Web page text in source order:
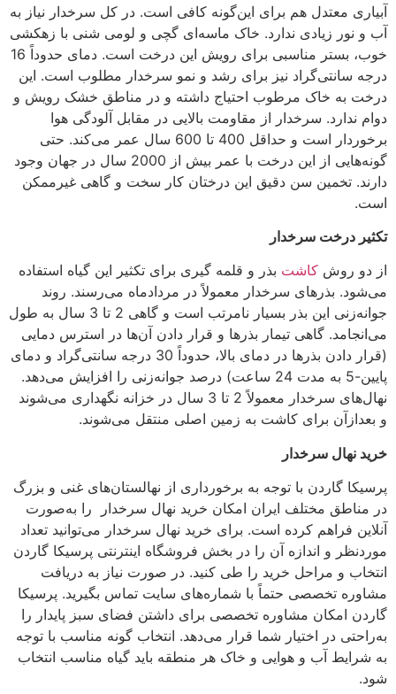
آبیاری معتدل هم برای این‌گونه کافی است. در کل سرخدار نیاز به
آب و نور زیادی ندارد. خاک ماسه‌ای گچی و لومی شنی با زهکشی
خوب، بستر مناسبی برای رویش این درخت است. دمای حدوداً 16
درجه سانتی‌گراد نیز برای رشد و نمو سرخدار مطلوب است. این
درخت به خاک مرطوب احتیاج داشته و در مناطق خشک رویش و
دوام ندارد. سرخدار از مقاومت بالایی در مقابل آلودگی هوا
برخوردار است و حداقل 400 تا 600 سال عمر می‌کند. حتی
گونه‌هایی از این درخت با عمر بیش از 2000 سال در جهان وجود
دارند. تخمین سن دقیق این درختان کار سخت و گاهی غیرممکن
است.
تکثیر درخت سرخدار
از دو روش کاشت بذر و قلمه گیری برای تکثیر این گیاه استفاده
می‌شود. بذرهای سرخدار معمولاً در مردادماه می‌رسند. روند
جوانه‌زنی این بذر بسیار نامرتب است و گاهی 2 تا 3 سال به طول
می‌انجامد. گاهی تیمار بذرها و قرار دادن آن‌ها در استرس دمایی
(قرار دادن بذرها در دمای بالا، حدوداً 30 درجه سانتی‌گراد و دمای
پایین-5 به مدت 24 ساعت) درصد جوانه‌زنی را افزایش می‌دهد.
نهال‌های سرخدار معمولاً 2 تا 3 سال در خزانه نگهداری می‌شوند
و بعدازآن برای کاشت به زمین اصلی منتقل می‌شوند.
خرید نهال سرخدار
پرسیکا گاردن با توجه به برخورداری از نهالستان‌های غنی و بزرگ
در مناطق مختلف ایران امکان خرید نهال سرخدار را به‌صورت
آنلاین فراهم کرده است. برای خرید نهال سرخدار می‌توانید تعداد
موردنظر و اندازه آن را در بخش فروشگاه اینترنتی پرسیکا گاردن
انتخاب و مراحل خرید را طی کنید. در صورت نیاز به دریافت
مشاوره تخصصی حتماً با شماره‌های سایت تماس بگیرید. پرسیکا
گاردن امکان مشاوره تخصصی برای داشتن فضای سبز پایدار را
به‌راحتی در اختیار شما قرار می‌دهد. انتخاب گونه مناسب با توجه
به شرایط آب و هوایی و خاک هر منطقه باید گیاه مناسب انتخاب
شود.